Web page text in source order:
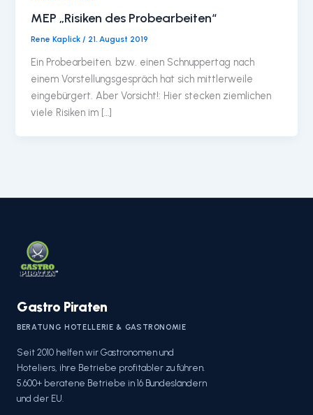
MEP „Risiken des Probearbeiten“
Rene Kaplick/ 21. August 2019
Ein Probearbeiten. bzw. einen Schnuppertag nach
einem Vorstellungsgespräch hat sich mittlerweile
eingebürgert. Aber Vorsicht!: Hier stecken ziemlichen
viele Risiken im […]
Gastro Piraten
BERATUNG HOTELLERIE & GASTRONOMIE
Seit 2010 helfen wir Gastronomen und
Hoteliers, ihre Betriebe profitabler zu führen.
5.600+ beratene Betriebe in 16 Bundesländern
und der EU.